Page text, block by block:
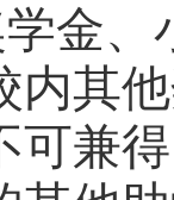
金
内其
可兼得